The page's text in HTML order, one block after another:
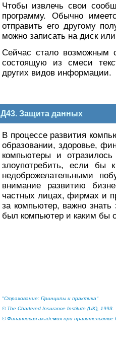
Чтобы извлечь свои
программу. Обычно
отправить его другому
можно записать на диск
Сейчас стало возможным
состоящую из смеси
других видов информации.
Д43. Защита данных
В процессе развития
образовании, здоровье,
компьютеры и
злоупотребить, если бы
недоброжелательными
внимание развитию
частных лицах, фирмах и
за компьютер, важно
был компьютер и каким бы
"Страхование: Принципы и практика"
© The Chartered Insurance Institute (UK), 1993.
© Финансовая академия при правительстве